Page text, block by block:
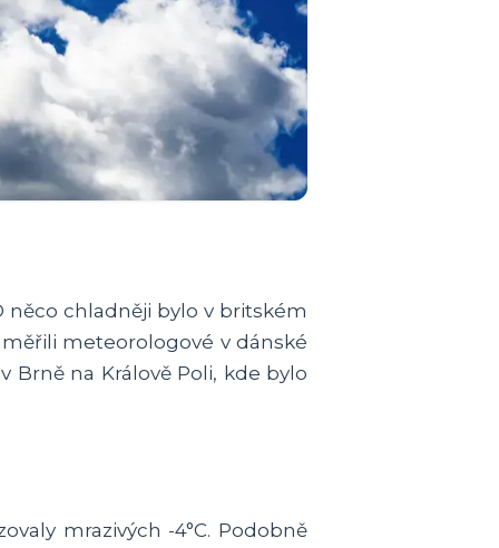
něco chladněji bylo v britském
meteorologové v dánské
Brně na Králově Poli, kde bylo
mrazivých -4°C. Podobně